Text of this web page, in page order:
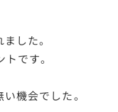
した。
です。
機会でした。